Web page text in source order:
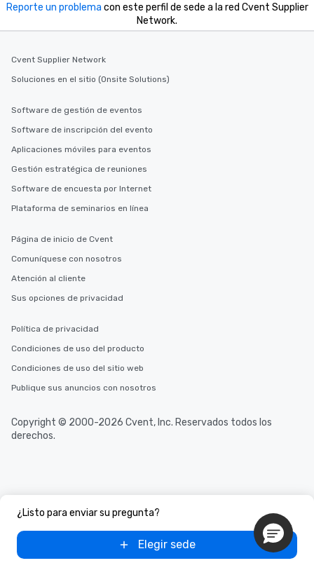
¿Listo para enviar su pregunta?
Elegir sede
Reporte un problema con este perfil de sede a la red Cvent Supplier
Network.
Cvent Supplier Network
Soluciones en el sitio (Onsite Solutions)
Software de gestión de eventos
Software de inscripción del evento
Aplicaciones móviles para eventos
Gestión estratégica de reuniones
Software de encuesta por Internet
Plataforma de seminarios en línea
Página de inicio de Cvent
Comuníquese con nosotros
Atención al cliente
Sus opciones de privacidad
Política de privacidad
Condiciones de uso del producto
Condiciones de uso del sitio web
Publique sus anuncios con nosotros
Copyright © 2000-2026 Cvent, Inc. Reservados todos los
derechos.